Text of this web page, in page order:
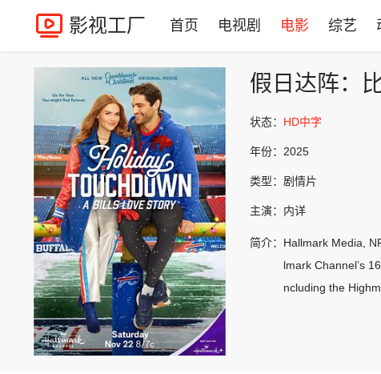
影视工厂 首页 电视剧 电影 综艺
假日达阵：
状态： HD中字
年份： 2025
类型： 剧情片
主演： 内详
简介： Hallmark Media,
lmark Channel’s
ncluding the